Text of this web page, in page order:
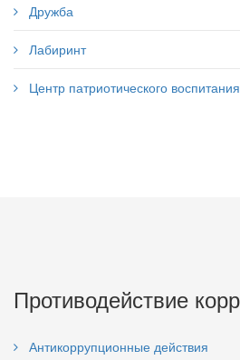
Дружба
Лабиринт
Центр патриотического воспитания
Противодействие
Антикоррупционные действия